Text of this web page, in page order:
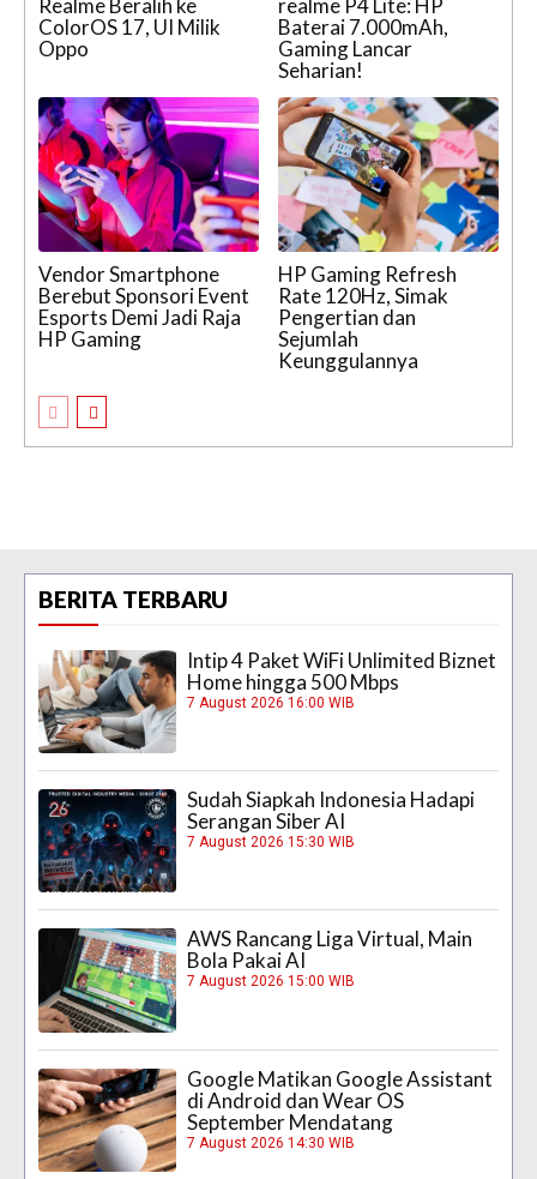
Realme Beralih ke
ColorOS 17, UI Milik
Oppo
realme P4 Lite: HP
Baterai 7.000mAh,
Gaming Lancar
Seharian!
Vendor Smartphone
Berebut Sponsori Event
Esports Demi Jadi Raja
HP Gaming
HP Gaming Refresh
Rate 120Hz, Simak
Pengertian dan
Sejumlah
Keunggulannya
BERITA TERBARU
Intip 4 Paket WiFi Unlimited Biznet
Home hingga 500 Mbps
7 August 2026 16:00 WIB
Sudah Siapkah Indonesia Hadapi
Serangan Siber AI
7 August 2026 15:30 WIB
AWS Rancang Liga Virtual, Main
Bola Pakai AI
7 August 2026 15:00 WIB
Google Matikan Google Assistant
di Android dan Wear OS
September Mendatang
7 August 2026 14:30 WIB